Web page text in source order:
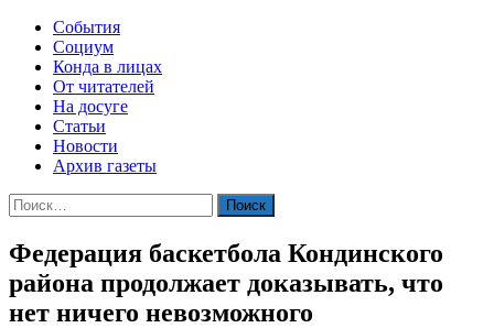
События
Социум
Конда в лицах
От читателей
На досуге
Статьи
Новости
Архив газеты
Найти:
Федерация баскетбола Кондинского
района продолжает доказывать, что
нет ничего невозможного